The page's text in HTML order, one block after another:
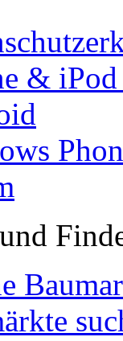
& iPod